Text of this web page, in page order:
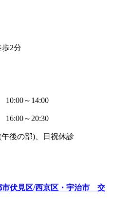
2分
～14:00
～20:30
後の部)、日祝休診
市伏見区/西京区・宇治市 交